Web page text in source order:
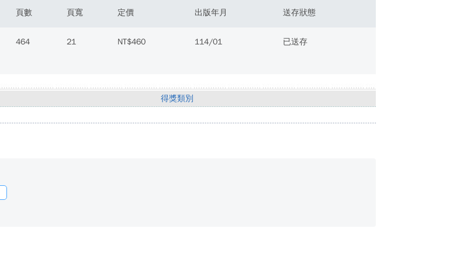
頁數 頁寬 定價 出版年月 送存狀態
464 21 NT$460 114/01 已送存
得獎類別